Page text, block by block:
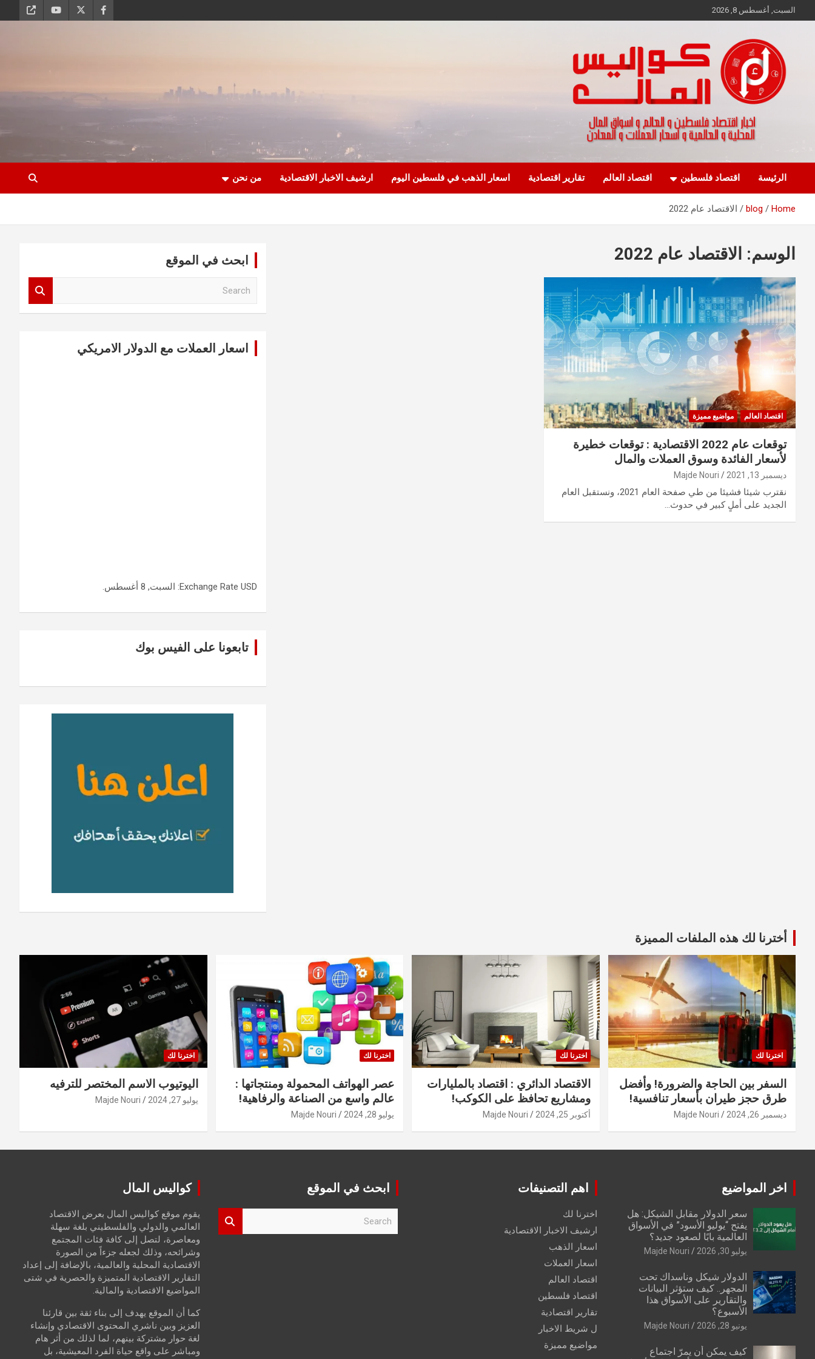
to
السبت, أغسطس 8, 2026
كواليس المال
الرئيسة اقتصاد فلسطين اقتصاد العالم تقارير اقتصادية اسعار الذهب في فلسطين اليوم ارشيف الاخبار الاقتصادية من نحن
Home
blog الاقتصاد عام 2022
الوسم: الاقتصاد عام 2022
اقتصاد العالم مواضيع مميزة
توقعات عام 2022 الاقتصادية : توقعات خطيرة
لأسعار الفائدة وسوق العملات والمال
ديسمبر 13, 2021 Majde Nouri
نقترب شيئا فشيئا من طي صفحة العام 2021، ونستقبل العام
الجديد على أملٍ كبير في حدوث…
ابحث في الموقع
اسعار العملات مع الدولار الامريكي
Exchange Rate USD : السبت, 8 أغسطس.
تابعونا على الفيس بوك
أخترنا لك هذه الملفات المميزة
اخترنا لك
السفر بين الحاجة والضرورة! وأفضل
طرق حجز طيران بأسعار تنافسية!
ديسمبر 26, 2024 Majde Nouri
اخترنا لك
الاقتصاد الدائري : اقتصاد بالمليارات
ومشاريع تحافظ على الكوكب!
أكتوبر 25, 2024 Majde Nouri
اخترنا لك
عصر الهواتف المحمولة ومنتجاتها :
عالم واسع من الصناعة والرفاهية!
يوليو 28, 2024 Majde Nouri
اخترنا لك
اليوتيوب الاسم المختصر للترفيه
يوليو 27, 2024 Majde Nouri
اخر المواضيع
سعر الدولار مقابل الشيكل: هل
يفتح “يوليو الأسود” في الأسواق
العالمية بابًا لصعود جديد؟
يوليو 30, 2026 Majde Nouri
الدولار شيكل وناسداك تحت
المجهر.. كيف ستؤثر البيانات
والتقارير على الأسواق هذا
الأسبوع؟
يونيو 28, 2026 Majde Nouri
كيف يمكن أن يمرّ اجتماع
اهم التصنيفات
اخترنا لك
ارشيف الاخبار الاقتصادية
اسعار الذهب
اسعار العملات
اقتصاد العالم
اقتصاد فلسطين
تقارير اقتصادية
ل شريط الاخبار
مواضيع مميزة
ابحث في الموقع كواليس المال
يقوم موقع كواليس المال بعرض الاقتصاد
العالمي والدولي والفلسطيني بلغة سهلة
ومعاصرة، لتصل إلى كافة فئات المجتمع
وشرائحه، وذلك لجعله جزءاً من الصورة
الاقتصادية المحلية والعالمية، بالإضافة إلى إعداد
التقارير الاقتصادية المتميزة والحصرية في شتى
المواضيع الاقتصادية والمالية.
كما أن الموقع يهدف إلى بناء ثقة بين قارئنا
العزيز وبين ناشري المحتوى الاقتصادي وإنشاء
لغة حوار مشتركة بينهم، لما لذلك من أثر هام
ومباشر على واقع حياة الفرد المعيشية، بل